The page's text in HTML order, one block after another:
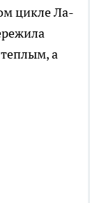
цикле Ла-
а